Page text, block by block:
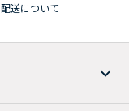
配送について